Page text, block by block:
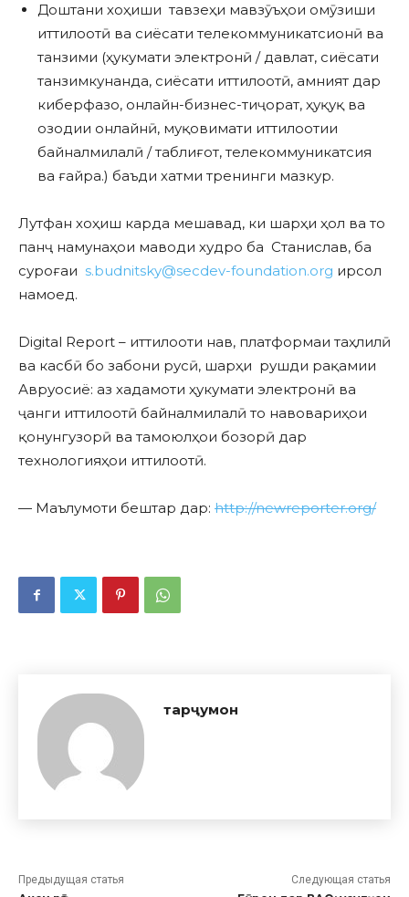
Доштани хоҳиши тавзеҳи мавзӯъҳои омӯзиши
иттилоотӣ ва сиёсати телекоммуникатсионӣ ва
танзими (ҳукумати электронӣ / давлат, сиёсати
танзимкунанда, сиёсати иттилоотӣ, амният дар
киберфазо, онлайн-бизнес-тиҷорат, ҳуқуқ ва
озодии онлайнӣ, муқовимати иттилоотии
байналмилалӣ / таблиғот, телекоммуникатсия
ва ғайра.) баъди хатми тренинги мазкур.
Лутфан хоҳиш карда мешавад, ки шарҳи ҳол ва то
панҷ намунаҳои маводи худро ба Станислав, ба
суроғаи s.budnitsky@secdev-foundation.org ирсол
намоед.
Digital Report – иттилооти нав, платформаи таҳлилӣ
ва касбӣ бо забони русӣ, шарҳи рушди рақамии
Авруосиё: аз хадамоти ҳукумати электронӣ ва
ҷанги иттилоотӣ байналмилалӣ то навовариҳои
қонунгузорӣ ва тамоюлҳои бозорӣ дар
технологияҳои иттилоотӣ.
— Маълумоти бештар дар: http://newreporter.org/
тарҷумон
Предыдущая статья Следующая статья